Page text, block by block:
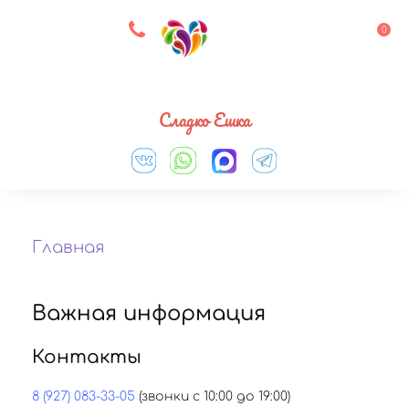
8 927 083 33 05 0
Сладко Ешка
Главная
Важная информация
Контакты
8 (927) 083-33-05 (звонки с 10:00 до 19:00)